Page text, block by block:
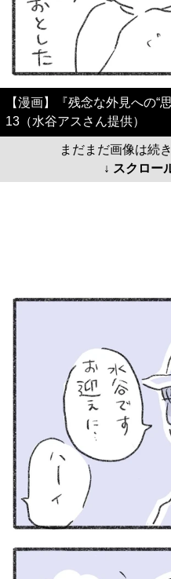
【漫画】『残念な外見への“
13（水谷アスさん提供）
まだまだ画像は続
↓ スクロー